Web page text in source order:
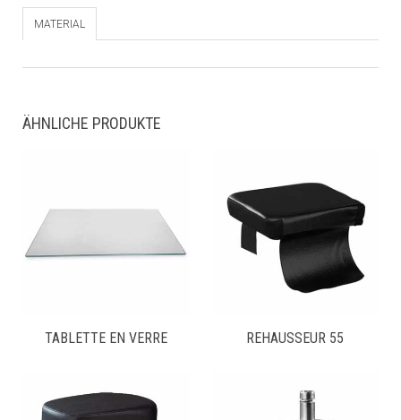
MATERIAL
ÄHNLICHE PRODUKTE
TABLETTE EN VERRE REHAUSSEUR 55